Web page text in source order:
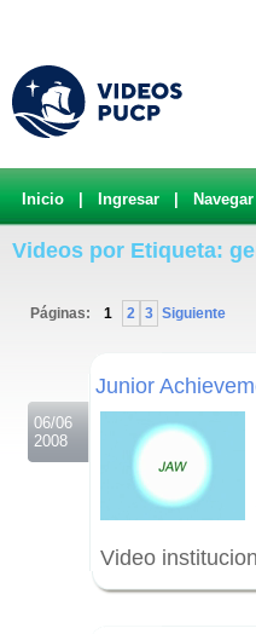
Inicio Ingresar Navegar
Videos por Etiqueta:
Páginas: 1 2 3 Siguiente
06/06
2008
Junior
Video